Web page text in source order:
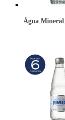
Água